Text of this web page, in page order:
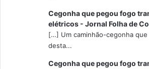
Cegonha que pegou fogo
elétricos - Jornal Folha de
[…] Um caminhão-cegonha
desta...
Cegonha que pegou fogo